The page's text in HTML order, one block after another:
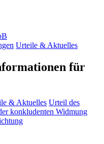
Urteile & Aktuelles
für
& Aktuelles Urteil des
konkludenten Widmung